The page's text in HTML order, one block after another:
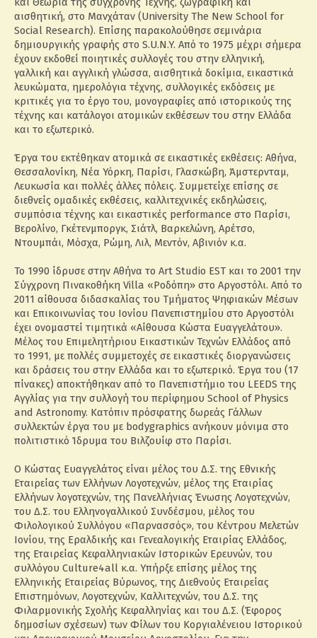
αισθητική, στο Μανχάταν (University The New School for
Social Research). Επίσης παρακολούθησε σεμινάρια
δημιουργικής γραφής στο S.U.N.Y. Από το 1975 μέχρι σήμερα
έχουν εκδοθεί ποιητικές συλλογές του στην ελληνική,
γαλλική και αγγλική γλώσσα, αισθητικά δοκίμια, εικαστικά
λευκώματα, ημερολόγια τέχνης, συλλογικές εκδόσεις με
κριτικές για το έργο του, μονογραφίες από ιστορικούς της
τέχνης και κατάλογοι ατομικών εκθέσεων του στην Ελλάδα
και το εξωτερικό.
Έργα του εκτέθηκαν ατομικά σε εικαστικές εκθέσεις: Αθήνα,
Θεσσαλονίκη, Νέα Υόρκη, Παρίσι, Γλασκώβη, Άμστερνταμ,
Λευκωσία και πολλές άλλες πόλεις. Συμμετείχε επίσης σε
διεθνείς ομαδικές εκθέσεις, καλλιτεχνικές εκδηλώσεις,
συμπόσια τέχνης και εικαστικές performance στο Παρίσι,
Βερολίνο, Γκέτενμποργκ, Σιάτλ, Βαρκελώνη, Αρέτσο,
Ντουμπάι, Μόσχα, Ρώμη, Λιλ, Μεντόν, Αβινιόν κ.α.
Το 1990 ίδρυσε στην Αθήνα το Art Studio EST και το 2001 την
Σύγχρονη Πινακοθήκη Villa «Ροδόπη» στο Αργοστόλι. Από το
2011 αίθουσα διδασκαλίας του Τμήματος Ψηφιακών Μέσων
και Επικοινωνίας του Ιονίου Πανεπιστημίου στο Αργοστόλι
έχει ονομαστεί τιμητικά «Αίθουσα Κώστα Ευαγγελάτου».
Μέλος του Επιμελητήριου Εικαστικών Τεχνών Ελλάδος από
το 1991, με πολλές συμμετοχές σε εικαστικές διοργανώσεις
και δράσεις του στην Ελλάδα και το εξωτερικό. Έργα του (17
πίνακες) αποκτήθηκαν από το Πανεπιστήμιο του LEEDS της
Αγγλίας για την συλλογή του περίφημου School of Physics
and Astronomy. Κατόπιν πρόσφατης δωρεάς Γάλλων
συλλεκτών έργα του με bodygraphics ανήκουν μόνιμα στο
πολιτιστικό Ίδρυμα του Βιλζουίφ στο Παρίσι.
Ο Κώστας Ευαγγελάτος είναι μέλος του Δ.Σ. της Εθνικής
Εταιρείας των Ελλήνων Λογοτεχνών, μέλος της Εταιρίας
Ελλήνων λογοτεχνών, της Πανελλήνιας Ένωσης Λογοτεχνών,
του Δ.Σ. του Ελληνογαλλικού Συνδέσμου, μέλος του
Φιλολογικού Συλλόγου «Παρνασσός», του Κέντρου Μελετών
Ιονίου, της Εραλδικής και Γενεαλογικής Εταιρίας Ελλάδος,
της Εταιρείας Κεφαλληνιακών Ιστορικών Ερευνών, του
συλλόγου Culture4all κ.α. Υπήρξε επίσης μέλος της
Ελληνικής Εταιρείας Βύρωνος, της Διεθνούς Εταιρείας
Επιστημόνων, Λογοτεχνών, Καλλιτεχνών, του Δ.Σ. της
Φιλαρμονικής Σχολής Κεφαλληνίας και του Δ.Σ. (Έφορος
δημοσίων σχέσεων) των Φίλων του Κοργιαλένειου Ιστορικού